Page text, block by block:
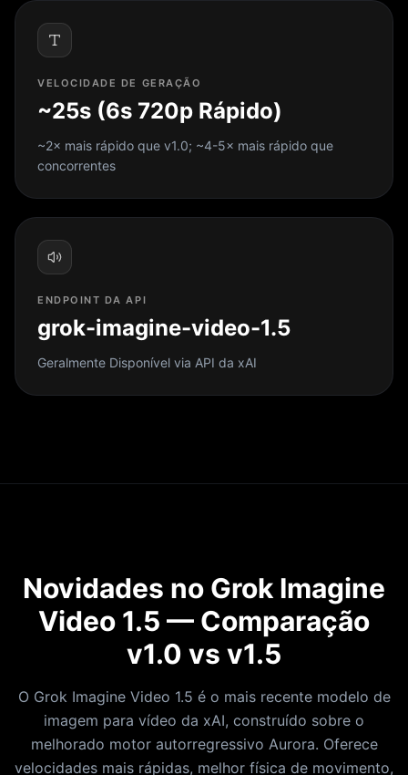
VELOCIDADE DE GERAÇÃO
~25s (6s 720p Rápido)
~2× mais rápido que v1.0; ~4-5× mais rápido que
concorrentes
ENDPOINT DA API
grok-imagine-video-1.5
Geralmente Disponível via API da xAI
Novidades no Grok Imagine
Video 1.5 — Comparação
v1.0 vs v1.5
O Grok Imagine Video 1.5 é o mais recente modelo de
imagem para vídeo da xAI, construído sobre o
melhorado motor autorregressivo Aurora. Oferece
velocidades mais rápidas, melhor física de movimento,